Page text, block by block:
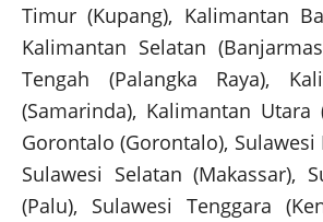
Timur (Kupang), Kalimantan
Kalimantan Selatan
Tengah (Palangka Raya),
(Samarinda), Kalimantan Utara
Gorontalo (Gorontalo), Sulawesi
Sulawesi Selatan (Makassar),
(Palu), Sulawesi Tenggara